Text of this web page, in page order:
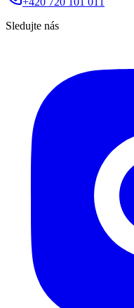
Sledujte nás